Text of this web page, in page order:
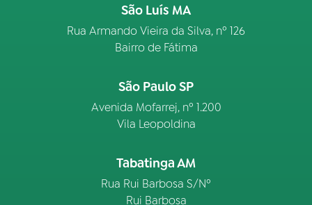
São Luís MA
Rua Armando Vieira da Silva, nº 126
Bairro de Fátima
São Paulo SP
Avenida Mofarrej, nº 1.200
Vila Leopoldina
Tabatinga AM
Rua Rui Barbosa S/Nº
Rui Barbosa